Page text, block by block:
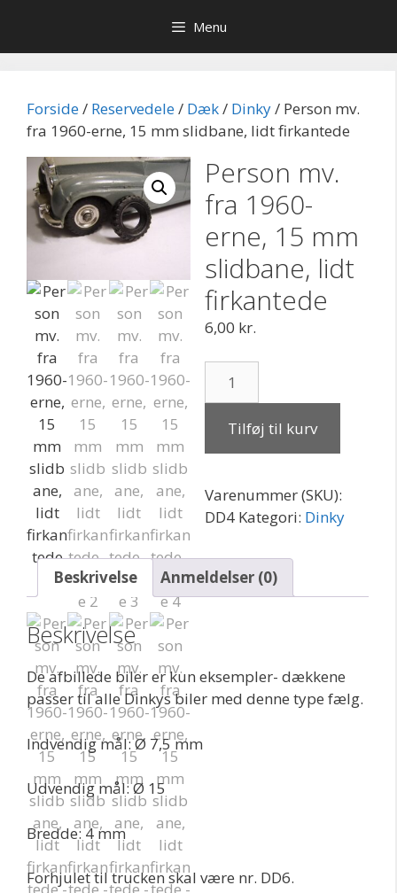
indhold
Menu
Forside/ Reservedele/ Dæk/ Dinky/ Person mv.
fra 1960-erne, 15 mm slidbane, lidt firkantede
Person mv.
fra 1960-
erne, 15 mm
slidbane, lidt
firkantede
6,00 kr.
1960-
erne,
mm
slidbane,
firkantede
antal
Tilføj til kurv
Varenummer (SKU):
DD4 Kategori: Dinky
Beskrivelse Anmeldelser (0)
Beskrivelse
De afbillede biler er kun eksempler- dækkene
passer til alle Dinkys biler med denne type fælg.
Indvendig mål: Ø 7,5 mm
Udvendig mål: Ø 15
Bredde: 4 mm
Forhjulet til trucken skal være nr. DD6.